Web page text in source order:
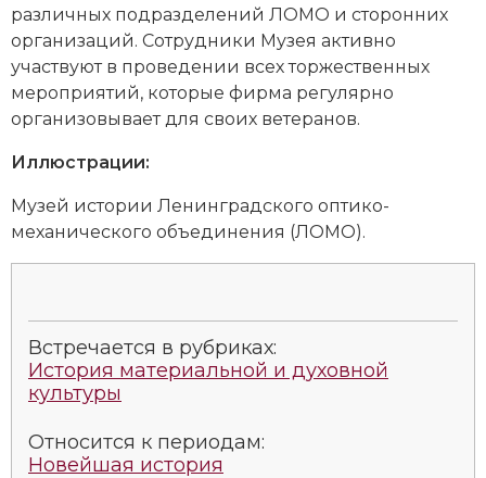
различных подразделений ЛОМО и сторонних
организаций. Сотрудники Музея активно
участвуют в проведении всех торжественных
мероприятий, которые фирма регулярно
организовывает для своих ветеранов.
Иллюстрации:
Музей истории Ленинградского оптико-
механического объединения (ЛОМО).
Встречается в рубриках:
История материальной и духовной
культуры
Относится к периодам:
Новейшая история